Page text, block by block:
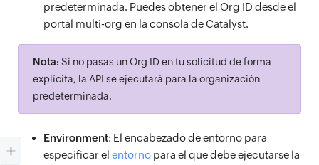
predeterminada. Puedes obtener el Org ID desde el
portal multi-org en la consola de Catalyst.
Nota: Si no pasas un Org ID en tu solicitud de forma
explícita, la API se ejecutará para la organización
predeterminada.
Environment: El encabezado de entorno para
especificar el entorno para el que debe ejecutarse la